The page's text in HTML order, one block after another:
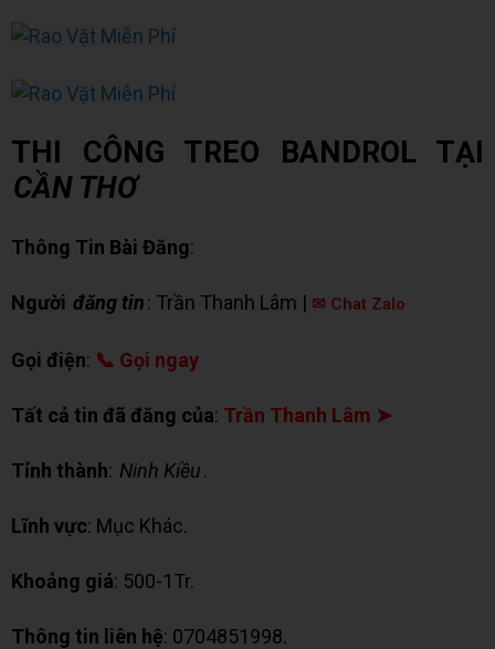
THI CÔNG TREO BANDROL TẠI
CẦN THƠ
Thông Tin Bài Đăng:
Người đăng tin: Trần Thanh Lâm | ✉ Chat Zalo
Gọi điện: 📞 Gọi ngay
Tất cả tin đã đăng của: Trần Thanh Lâm ➤
Tỉnh thành: Ninh Kiều.
Lĩnh vực: Mục Khác.
Khoảng giá: 500-1Tr.
Thông tin liên hệ: 0704851998.